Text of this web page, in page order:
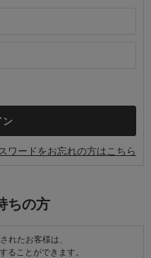
ワードをお忘れの方はこちら
ちの方
れたお客様は、
ることができます。